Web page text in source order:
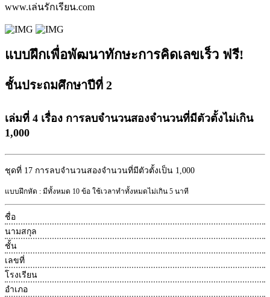
www.เล่นรักเรียน.com
แบบฝึกเพื่อพัฒนาทักษะการคิดเลขเร็ว ฟรี!
ชั้นประถมศึกษาปีที่ 2
เล่มที่ 4 เรื่อง การลบจำนวนสองจำนวนที่มีตัวตั้งไม่เกิน
1,000
ชุดที่ 17 การลบจำนวนสองจำนวนที่มีตัวตั้งเป็น 1,000
แบบฝึกหัด : มีทั้งหมด 10 ข้อ ใช้เวลาทำทั้งหมดไม่เกิน 5 นาที
ชื่อ
นามสกุล
ชั้น
เลขที่
โรงเรียน
อำเภอ